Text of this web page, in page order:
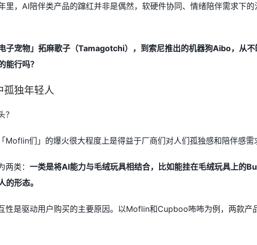
里，AI陪伴类产品的蹿红并非是偶然，软硬件协同、情绪陪伴需求下
子宠物」拓麻歌子（Tamagotchi），到索尼推出的机器狗Aibo，从
能行吗？
孤独年轻人
？
Moflin们」的爆火很大程度上是得益于厂商们对人们孤独感和陪伴感需
类： 一类是将AI能力与毛绒玩具相结合，比如能挂在毛绒玩具上的
的形态。
性是驱动用户购买的主要原因。以Moflin和Cupboo咘咘为例，两款产